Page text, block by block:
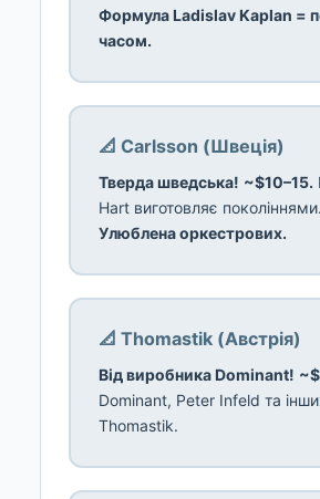
Формула Ladislav Kaplan =
часом.
📐 Carlsson (Швеція)
Тверда шведська! ~$10–15.
Hart виготовляє поколіннями.
Улюблена оркестрових.
📐 Thomastik (Австрія)
Від виробника Dominant!
Dominant, Peter Infeld та
Thomastik.